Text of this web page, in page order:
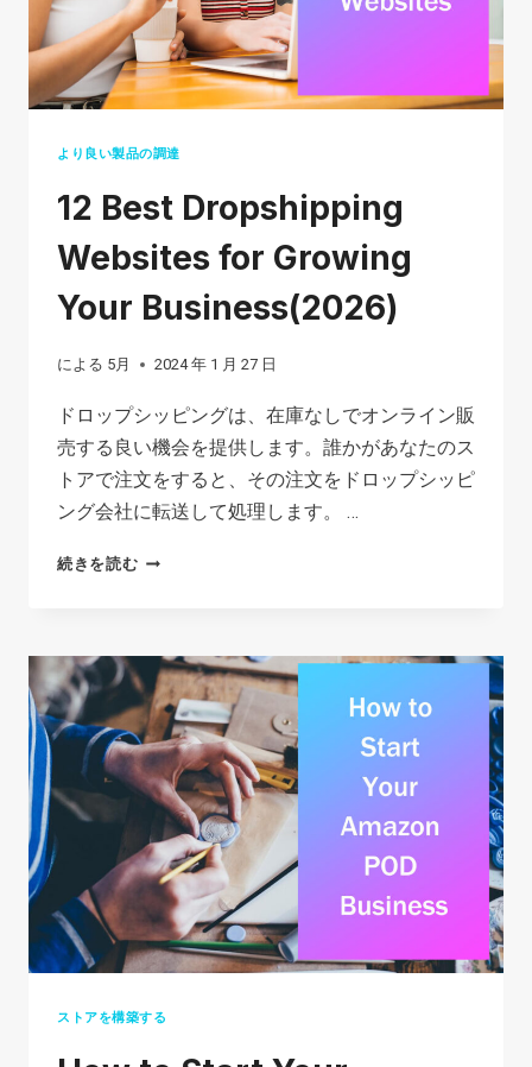
合
で
す
か?
ロ
ッ
プ
シ
ピ
詐
避
に
は?
より良い製品の調達
12 Best Dropshipping
Websites for Growing
Your Business(2026)
による 5月 2024 年 1 月 27 日
ドロップシッピングは、在庫なしでオンライン販
売する良い機会を提供します。誰かがあなたのス
トアで注文をすると、その注文をドロップシッピ
ング会社に転送して処理します。 …
続きを読む12
WEBSITES
FOR
GROWING
YOUR
BUSINESS(2026)
ストアを構築する